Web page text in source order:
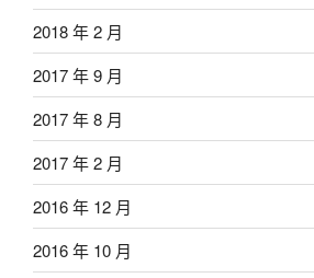
2018 年 2 月
2017 年 9 月
2017 年 8 月
2017 年 2 月
2016 年 12 月
2016 年 10 月